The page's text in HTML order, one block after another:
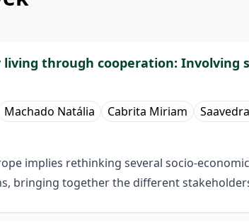
through cooperation: Involving
Machado Natália Cabrita Miriam
implies rethinking several socio-
bringing together the different